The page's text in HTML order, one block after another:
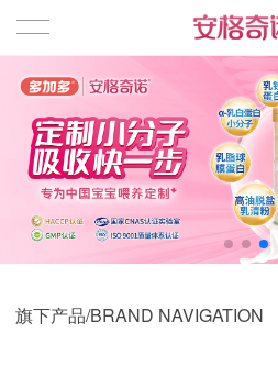
旗下产品/BRAND NAVIGATION
首页
品牌产品
婴幼儿奶粉